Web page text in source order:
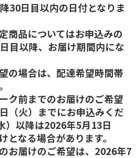
30日目以内の日付となりま
商品についてはお申込みの
目以降、お届け期間内にな
の場合は、配達希望時間帯
ク前までのお届けのご希望
（火）までにお申込みくだ
）以降は2026年5月13日
となる場合があります。
お届けのご希望は、2026年7